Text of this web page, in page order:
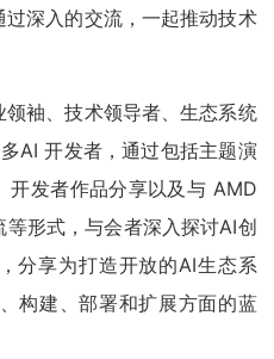
深入的交流，一起推动技术
袖、技术领导者、生态系统
AI 开发者，通过包括主题演
开发者作品分享以及与 AMD
形式，与会者深入探讨AI创
分享为打造开放的AI生态系
构建、部署和扩展方面的蓝